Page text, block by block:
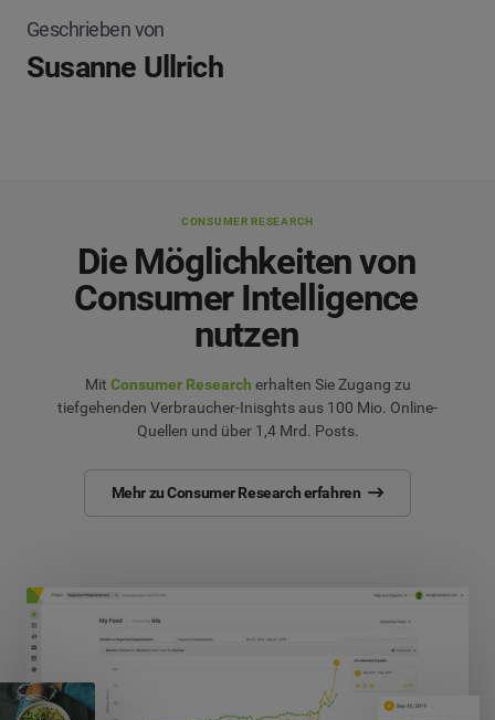
Geschrieben von
Susanne Ullrich
CONSUMER RESEARCH
Die Möglichkeiten von
Consumer Intelligence
nutzen
Mit Consumer Research erhalten Sie Zugang zu
tiefgehenden Verbraucher-Inisghts aus 100 Mio. Online-
Quellen und über 1,4 Mrd. Posts.
Mehr zu Consumer Research erfahren